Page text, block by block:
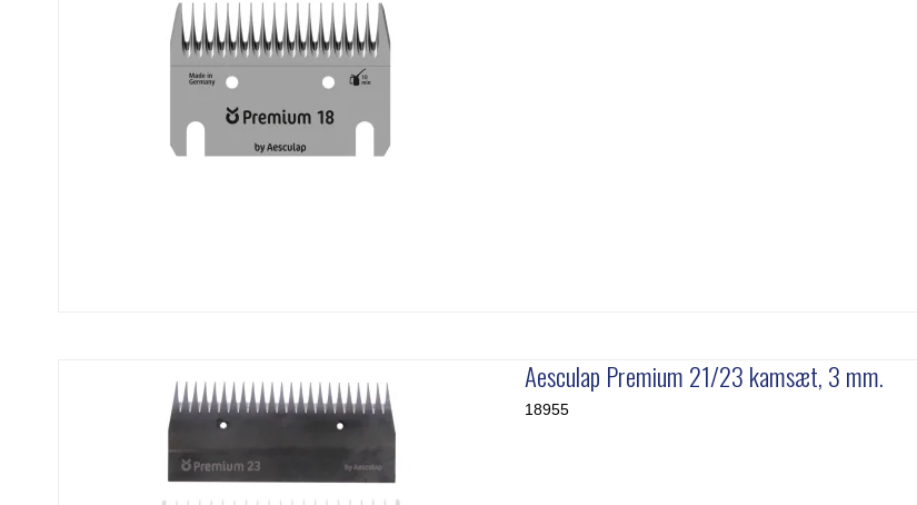
Tilbehør til klippemaskiner
Horizont
Kerbl
Clipster
Aesculap Premium 21/23 kamsæt, 3 mm.
18955